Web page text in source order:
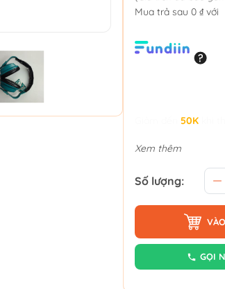
Mua trả sau 0 ₫ với
50K
Xem thêm
Số lượng:
GỌI